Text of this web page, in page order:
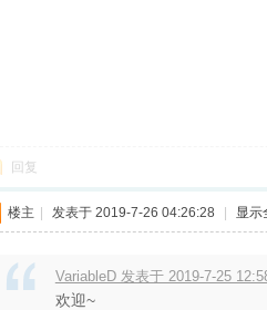
回复
楼主 发表于 2019-7-26 04:26:28 显示
VariableD 发表于 2019-7-25
欢迎~